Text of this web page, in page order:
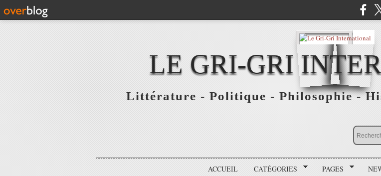
LE GRI-GRI
Littérature - Politique - Philosophie -
ACCUEIL CATÉGORIES PAGES